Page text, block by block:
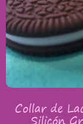
Collar de